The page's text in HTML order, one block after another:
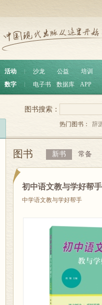
活动 沙龙 公益
培训
数字
电子书 数据库 APP
图书搜索：
热门图书： 辞
图书 新书 常备
初中语文教与学好帮
中学语文教与学好帮手